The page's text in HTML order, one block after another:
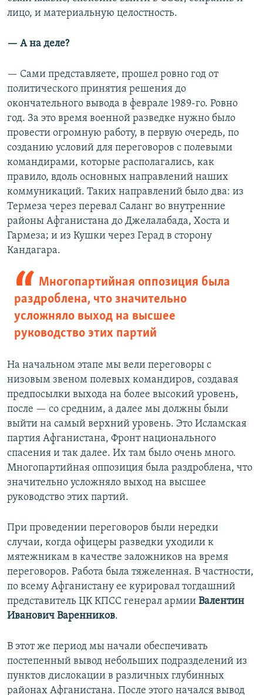
лицо, и материальную целостность.
— А на деле?
— Сами представляете, прошел ровно год от
политического принятия решения до
окончательного вывода в феврале 1989-го. Ровно
год. За это время военной разведке нужно было
провести огромную работу, в первую очередь, по
созданию условий для переговоров с полевыми
командирами, которые располагались, как
правило, вдоль основных направлений наших
коммуникаций. Таких направлений было два: из
Термеза через перевал Саланг во внутренние
районы Афганистана до Джелалабада, Хоста и
Гармеза; и из Кушки через Герад в сторону
Кандагара.
Многопартийная оппозиция была
раздроблена, что значительно
усложняло выход на высшее
руководство этих партий
На начальном этапе мы вели переговоры с
низовым звеном полевых командиров, создавая
предпосылки выхода на более высокий уровень,
после — со средним, а далее мы должны были
выйти на самый верхний уровень. Это Исламская
партия Афганистана, Фронт национального
спасения и так далее. Их там было очень много.
Многопартийная оппозиция была раздроблена, что
значительно усложняло выход на высшее
руководство этих партий.
При проведении переговоров были нередки
случаи, когда офицеры разведки уходили к
мятежникам в качестве заложников на время
переговоров. Работа была тяжеленная. В частности,
по всему Афганистану ее курировал тогдашний
представитель ЦК КПСС генерал армии Валентин
Иванович Варенников.
В этот же период мы начали обеспечивать
постепенный вывод небольших подразделений из
пунктов дислокации в различных глубинных
районах Афганистана. После этого начался вывод